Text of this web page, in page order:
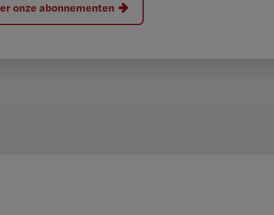
onze abonnementen